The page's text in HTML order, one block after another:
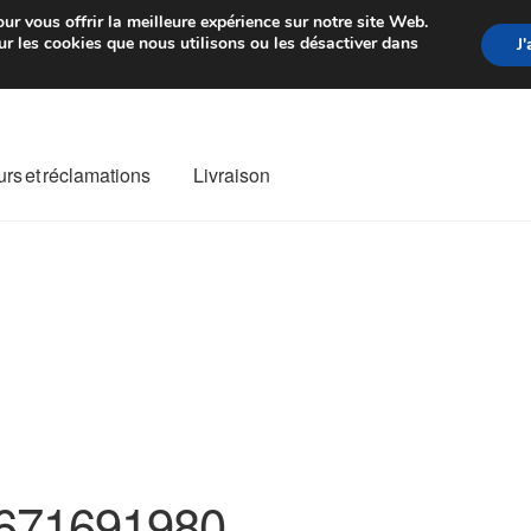
de 7 EUR Du lundi au
et réclamations Livraison
vous offrir la meilleure expérience sur notre site Web.
les cookies que nous utilisons ou les désactiver dans